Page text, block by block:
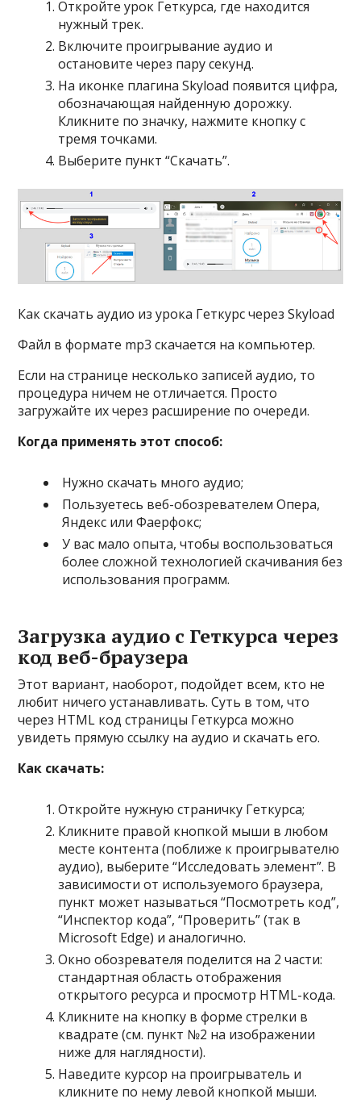
Откройте урок Геткурса, где находится
нужный трек.
Включите проигрывание аудио и
остановите через пару секунд.
На иконке плагина Skyload появится цифра,
обозначающая найденную дорожку.
Кликните по значку, нажмите кнопку с
тремя точками.
Выберите пункт “Скачать”.
Как скачать аудио из урока Геткурс через Skyload
Файл в формате mp3 скачается на компьютер.
Если на странице несколько записей аудио, то
процедура ничем не отличается. Просто
загружайте их через расширение по очереди.
Когда применять этот способ:
Нужно скачать много аудио;
Пользуетесь веб-обозревателем Опера,
Яндекс или Фаерфокс;
У вас мало опыта, чтобы воспользоваться
более сложной технологией скачивания без
использования программ.
Загрузка аудио с Геткурса через
код веб-браузера
Этот вариант, наоборот, подойдет всем, кто не
любит ничего устанавливать. Суть в том, что
через HTML код страницы Геткурса можно
увидеть прямую ссылку на аудио и скачать его.
Как скачать:
Откройте нужную страничку Геткурса;
Кликните правой кнопкой мыши в любом
месте контента (поближе к проигрывателю
аудио), выберите “Исследовать элемент”. В
зависимости от используемого браузера,
пункт может называться “Посмотреть код”,
“Инспектор кода”, “Проверить” (так в
Microsoft Edge) и аналогично.
Окно обозревателя поделится на 2 части:
стандартная область отображения
открытого ресурса и просмотр HTML-кода.
Кликните на кнопку в форме стрелки в
квадрате (см. пункт №2 на изображении
ниже для наглядности).
Наведите курсор на проигрыватель и
кликните по нему левой кнопкой мыши.